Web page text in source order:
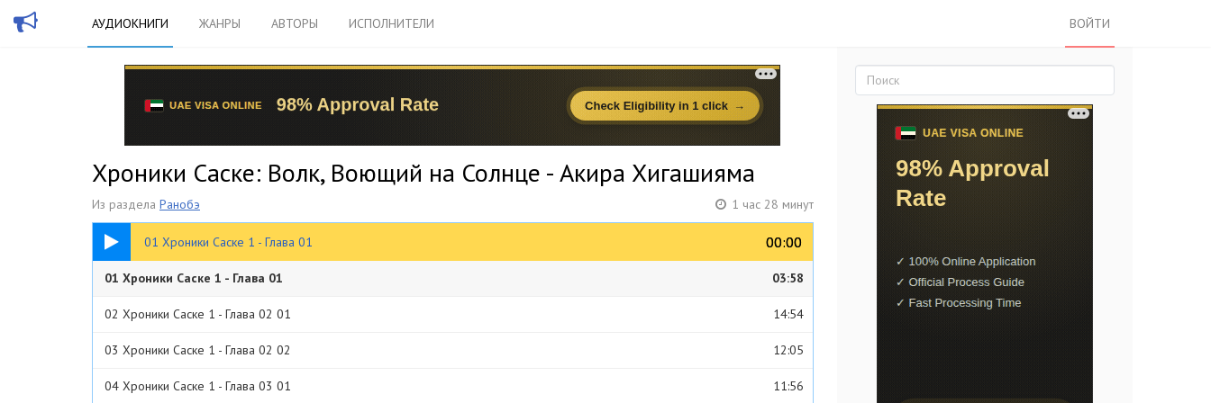
АУДИОКНИГИ ЖАНРЫ АВТОРЫ ИСПОЛНИТЕЛИ ВОЙТИ
Хроники Саске: Волк, Воющий на Солнце - Акира Хигашияма
Из раздела Ранобэ 1 час 28 минут
01 Хроники Саске 1 - Глава 01 00:00
00:00
03:58
01 Хроники Саске 1 - Глава 01 03:58
02 Хроники Саске 1 - Глава 02 01 14:54
03 Хроники Саске 1 - Глава 02 02 12:05
04 Хроники Саске 1 - Глава 03 01 11:56